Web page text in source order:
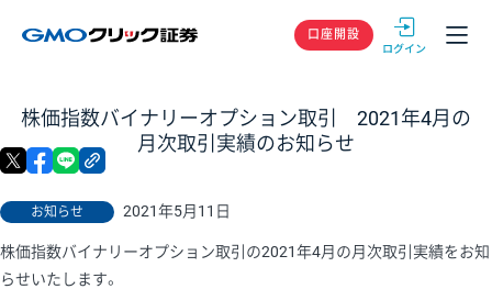
GMOクリック
口座開設
株価指数バイナリーオプション取引 2021年4月の
月次取引実績のお知らせ
お知らせ 2021年5月11日
X facebook
株価指数バイナリーオプション取引の2021年4月の月次取引実績をお知
らせいたします。